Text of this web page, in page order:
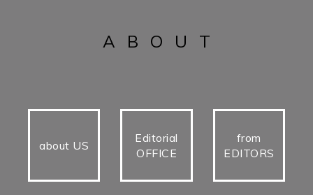
ABOUT
about US
Editorial
OFFICE
from
EDITORS